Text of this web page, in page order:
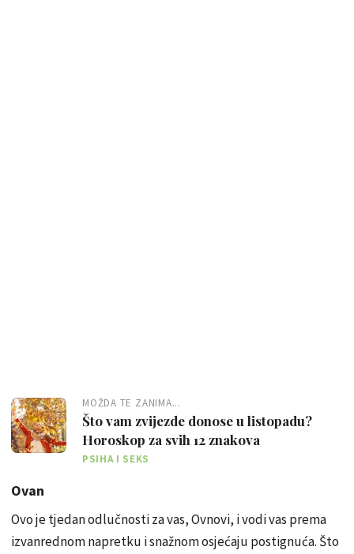
MOŽDA TE ZANIMA...
Što vam zvijezde donose u listopadu?
Horoskop za svih 12 znakova
PSIHA I SEKS
Ovan
Ovo je tjedan odlučnosti za vas, Ovnovi, i vodi vas prema
izvanrednom napretku i snažnom osjećaju postignuća. Što